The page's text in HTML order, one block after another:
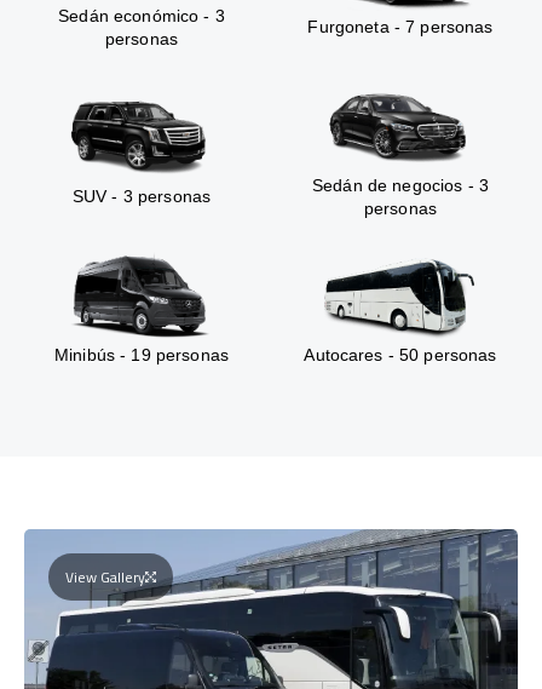
Sedán económico - 3
personas
Furgoneta - 7 personas
SUV - 3 personas
Sedán de negocios - 3
personas
Minibús - 19 personas Autocares - 50 personas
View Gallery